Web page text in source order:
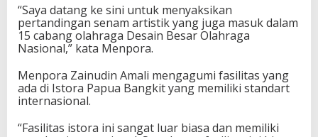
m
A
r
s
t
“Saya datang ke sini untuk menyaksikan
pertandingan senam artistik yang juga masuk dalam
15 cabang olahraga Desain Besar Olahraga
Nasional,” kata Menpora.
Menpora Zainudin Amali mengagumi fasilitas yang
ada di Istora Papua Bangkit yang memiliki standart
internasional.
“Fasilitas istora ini sangat luar biasa dan memiliki